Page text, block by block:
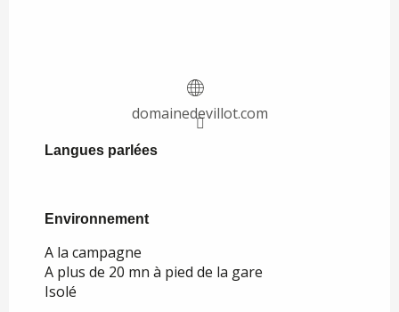
domainedevillot.com
Langues parlées
Langues parlées
Environnement
Environnement
A la campagne
A plus de 20 mn à pied de la gare
Isolé